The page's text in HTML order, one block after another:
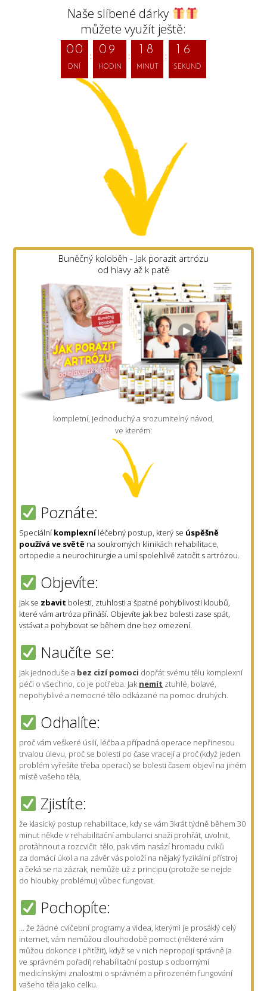
Naše slíbené dárky
můžete využít ještě:
00
DNÍ
0 9
HODIN
8
MINUT 5
SEKUND
Buněčný koloběh - Jak porazit artrózu
od hlavy až k patě
kompletní, jednoduchý a srozumitelný návod,
ve kterém:
Poznáte:
Speciálníkomplexníléčebný postup, který se úspěšně
používá ve světě na soukromých klinikách rehabilitace,
ortopedie a neurochirurgie a umí spolehlivě zatočit s artrózou.
Objevíte:
jak se zbavit bolesti, ztuhlosti a špatné pohyblivosti kloubů,
které vám artróza přináší. Objevíte jak bez bolesti zase spát,
vstávat a pohybovat se během dne bez omezení.
Naučíte se:
jak jednoduše a bez cizí pomoci dopřát svému tělu komplexní
péči o všechno, co je potřeba. Jak nemít ztuhlé, bolavé,
nepohyblivé a nemocné tělo odkázané na pomoc druhých.
Odhalíte:
proč vám veškeré úsilí, léčba a případná operace nepřinesou
trvalou úlevu, proč se bolesti po čase vracejí a proč (když jeden
problém vyřešíte třeba operací) se bolesti časem objeví na jiném
místě vašeho těla,
Zjistíte:
že klasický postup rehabilitace, kdy se vám 3krát týdně během 30
minut někde v rehabilitační ambulanci snaží prohřát, uvolnit,
protáhnout a rozcvičit tělo, pak vám nasází hromadu cviků
za domácí úkol a na závěr vás položí na nějaký fyzikální přístroj
a čeká se na zázrak, nemůže už z principu (protože se nejde
do hloubky problému) vůbec fungovat.
Pochopíte:
... že žádné cvičební programy a videa, kterými je prosáklý celý
internet, vám nemůžou dlouhodobě pomoct (některé vám
můžou dokonce i přitížit), když se v nich nepropojí správně (a
ve správném pořadí) rehabilitační postup s odbornými
medicínskými znalostmi o správném a přirozeném fungování
vašeho těla jako celku.